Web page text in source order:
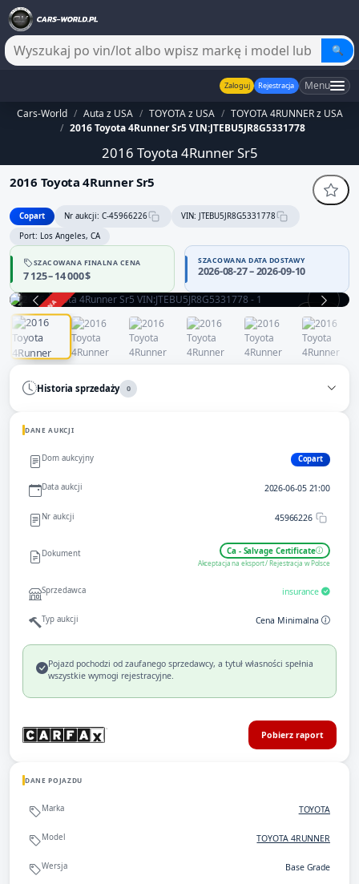
🔍
Zaloguj Rejestracja Menu
Cars-World / Auta z USA / TOYOTA z USA / TOYOTA 4RUNNER z USA
/ 2016 Toyota 4Runner Sr5 VIN:JTEBU5JR8G5331778
2016 Toyota 4Runner Sr5
2016 Toyota 4Runner Sr5
Copart Nr aukcji: C-45966226
VIN: JTEBU5JR8G5331778
Port: Los Angeles, CA
SZACOWANA FINALNA CENA
7 125 – 14 000 $
SZACOWANA DATA DOSTAWY
2026-08-27 – 2026-09-10
ZAKOŃCZONA
Historia sprzedaży 0
DANE AUKCJI
Dom aukcyjny Copart
Data aukcji 2026-06-05 21:00
Nr aukcji 45966226
Dokument Ca - Salvage Certificate
Akceptacja na eksport / Rejestracja w Polsce
Sprzedawca insurance
Typ aukcji Cena Minimalna
Pojazd pochodzi od zaufanego sprzedawcy, a tytuł własności spełnia
wszystkie wymogi rejestracyjne.
Pobierz raport
DANE POJAZDU
Marka TOYOTA
Model TOYOTA 4RUNNER
Wersja Base Grade